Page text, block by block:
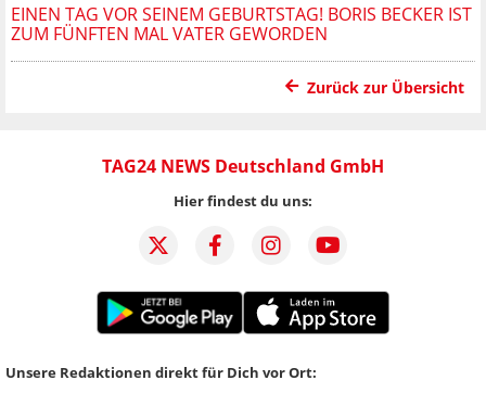
EINEN TAG VOR SEINEM GEBURTSTAG! BORIS BECKER IST
ZUM FÜNFTEN MAL VATER GEWORDEN
Zurück zur Übersicht
TAG24 NEWS Deutschland GmbH
Hier findest du uns:
Unsere Redaktionen direkt für Dich vor Ort: